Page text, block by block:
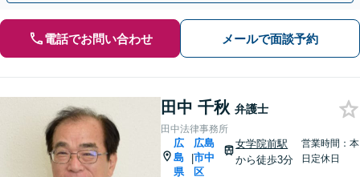
電話でお問い合わせ メールで面談予約
田中 千秋 弁護士
田中法律事務所
広
島
県
|
広島
市中
区
女学院前駅
から徒歩3分
営業時間：本
日定休日